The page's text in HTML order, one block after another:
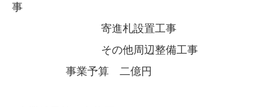
事
寄進札設置工事
その他周辺整備工事
事業予算 二億円